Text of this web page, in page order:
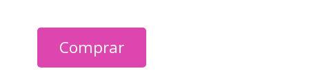
Comprar